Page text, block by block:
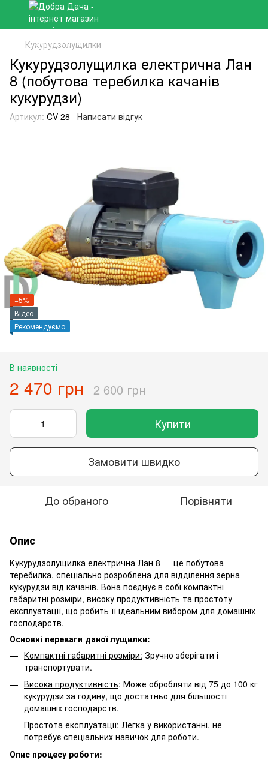
Кукурудзолущилки
Кукурудзолущилка електрична Лан
8 (побутова теребилка качанів
кукурудзи)
Артикул: CV-28 Написати відгук
−5%
Відео
Рекомендуємо
В наявності
2 470 грн 2 600 грн
Купити
Замовити швидко
До обраного Порівняти
Опис
Кукурудзолущилка електрична Лан 8 — це побутова
теребилка, спеціально розроблена для відділення зерна
кукурудзи від качанів. Вона поєднує в собі компактні
габаритні розміри, високу продуктивність та простоту
експлуатації, що робить її ідеальним вибором для домашніх
господарств.
Основні переваги даної лущилки:
Компактні габаритні розміри: Зручно зберігати і
транспортувати.
Висока продуктивність: Може обробляти від 75 до 100 кг
кукурудзи за годину, що достатньо для більшості
домашніх господарств.
Простота експлуатації: Легка у використанні, не
потребує спеціальних навичок для роботи.
Опис процесу роботи: